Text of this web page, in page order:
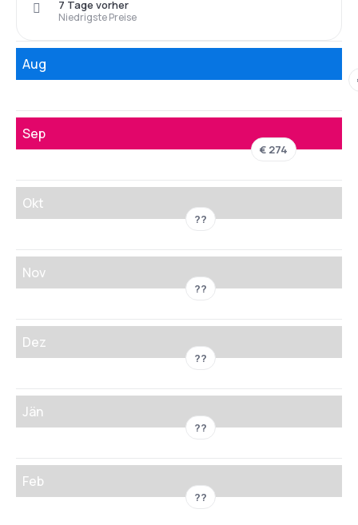
Niedrigste Preise
7 Tage vorher
Aug
Sep
€ 274
Okt
??
Nov
??
Dez
??
Jän
??
Feb
??